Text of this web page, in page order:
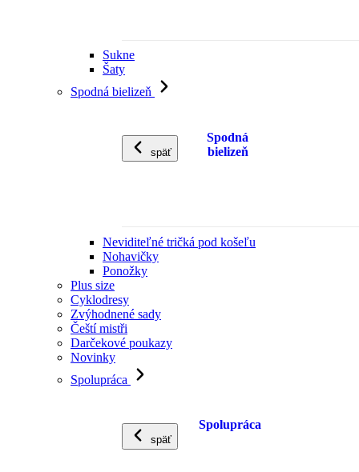
Sukne
Šaty
Spodná bielizeň
späť
Spodná
bielizeň
Neviditeľné tričká pod košeľu
Nohavičky
Ponožky
Plus size
Cyklodresy
Zvýhodnené sady
Čeští mistři
Darčekové poukazy
Novinky
Spolupráca
späť
Spolupráca